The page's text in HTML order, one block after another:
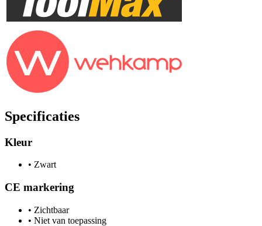
Specificaties
Kleur
• Zwart
CE markering
• Zichtbaar
• Niet van toepassing